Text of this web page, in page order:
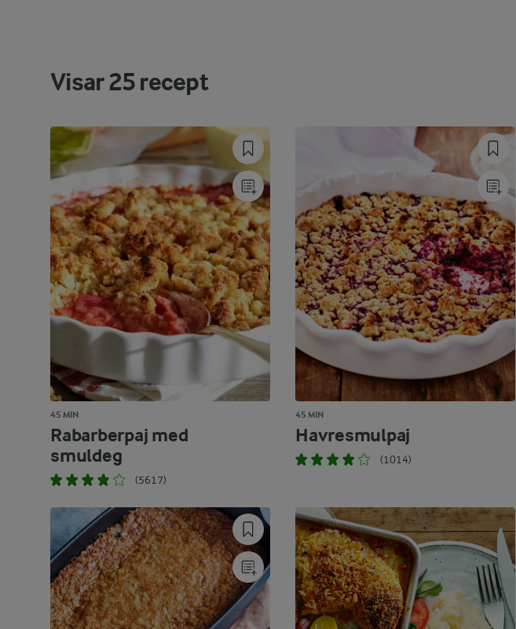
Visar25recept
45 MIN
Rabarberpaj med
smuldeg
(5617)
45 MIN
Havresmulpaj
(1014)
PAJER
SMULPAJER
MED
RABARBER
HAVREGRYNSGRÖT
KNÄCKIGA
PAJER
GLUTENFRIA
PAJER
HALLONPAJER